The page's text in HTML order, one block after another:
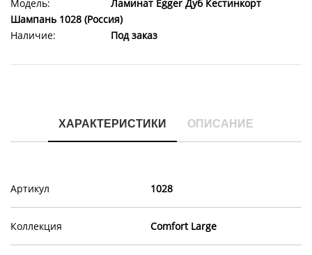
Модель:
Ламинат Egger Дуб Кестинкорт
Шампань 1028 (Россия)
Наличие:
Под заказ
ХАРАКТЕРИСТИКИ ОПИСАНИЕ
Артикул 1028
Коллекция Comfort Large